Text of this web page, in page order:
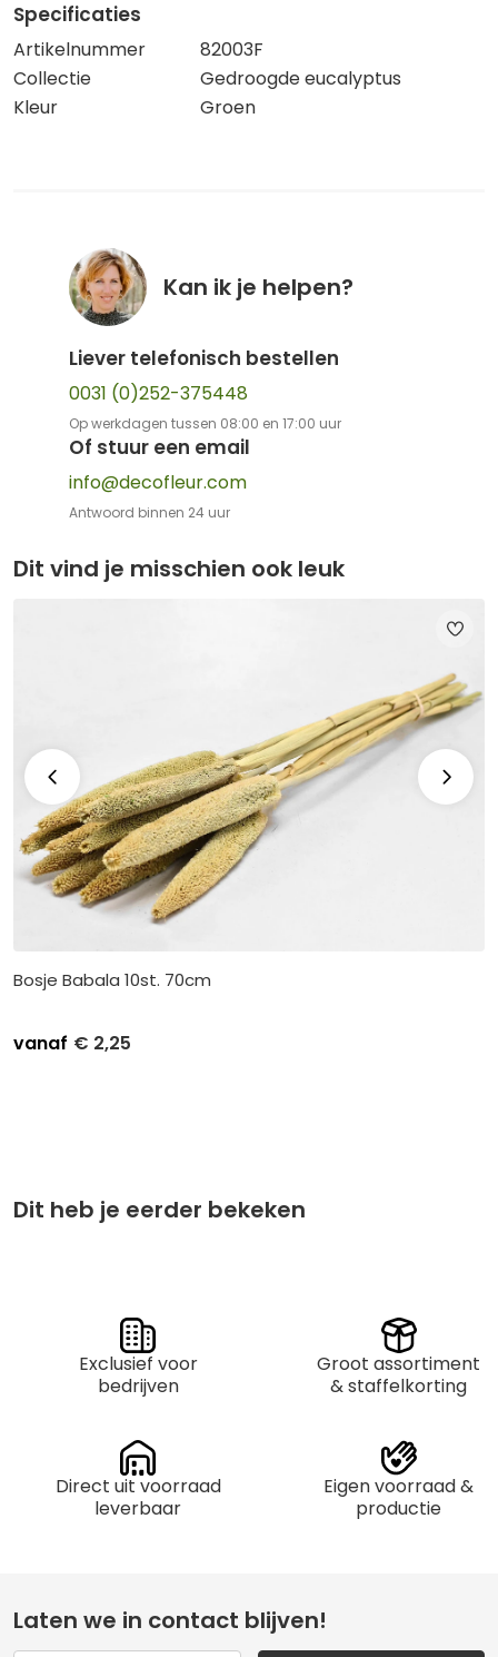
Specificaties
Artikelnummer
82003F
Collectie
Gedroogde eucalyptus
Kleur
Groen
Kan ik je helpen?
Liever telefonisch bestellen
0031 (0)252-375448
Op werkdagen tussen 08:00 en 17:00 uur
Of stuur een email
info@decofleur.com
Antwoord binnen 24 uur
Dit vind je misschien ook leuk
Bosje Babala 10st. 70cm
vanaf € 2,25
Dit heb je eerder bekeken
Exclusief voor
bedrijven
Groot assortiment
& staffelkorting
Direct uit voorraad
leverbaar
Eigen voorraad &
productie
Laten we in contact blijven!